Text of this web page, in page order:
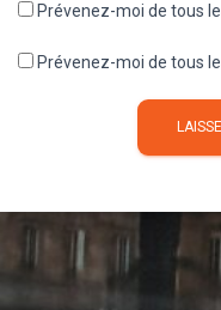
Prévenez-moi de tous
Prévenez-moi de tous